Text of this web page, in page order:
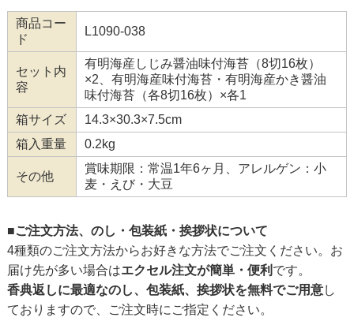
商品コー
ド
L1090-038
セット内
容
有明海産しじみ醤油味付海苔（8切16枚）
×2、有明海産味付海苔・有明海産かき醤油
味付海苔（各8切16枚）×各1
箱サイズ
14.3×30.3×7.5cm
箱入重量
0.2kg
その他
賞味期限：常温1年6ヶ月、アレルゲン：小
麦・えび・大豆
■ご注文方法、のし・包装紙・挨拶状について
4種類のご注文方法からお好きな方法でご注文ください。お
届け先が多い場合はエクセル注文が簡単・便利 です。
香典返しに最適なのし、包装紙、挨拶状を無料でご用意し
ておりますので、ご注文時にご指定ください。